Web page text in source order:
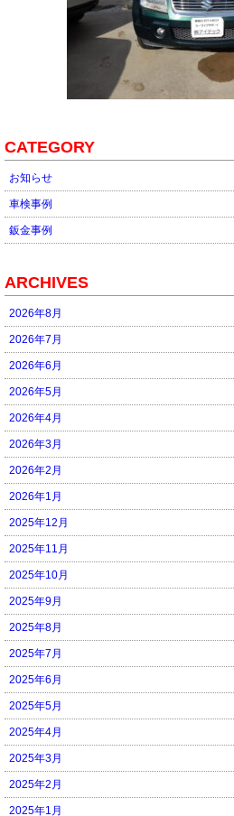
CATEGORY
お知らせ
車検事例
鈑金事例
ARCHIVES
2026年8月
2026年7月
2026年6月
2026年5月
2026年4月
2026年3月
2026年2月
2026年1月
2025年12月
2025年11月
2025年10月
2025年9月
2025年8月
2025年7月
2025年6月
2025年5月
2025年4月
2025年3月
2025年2月
2025年1月